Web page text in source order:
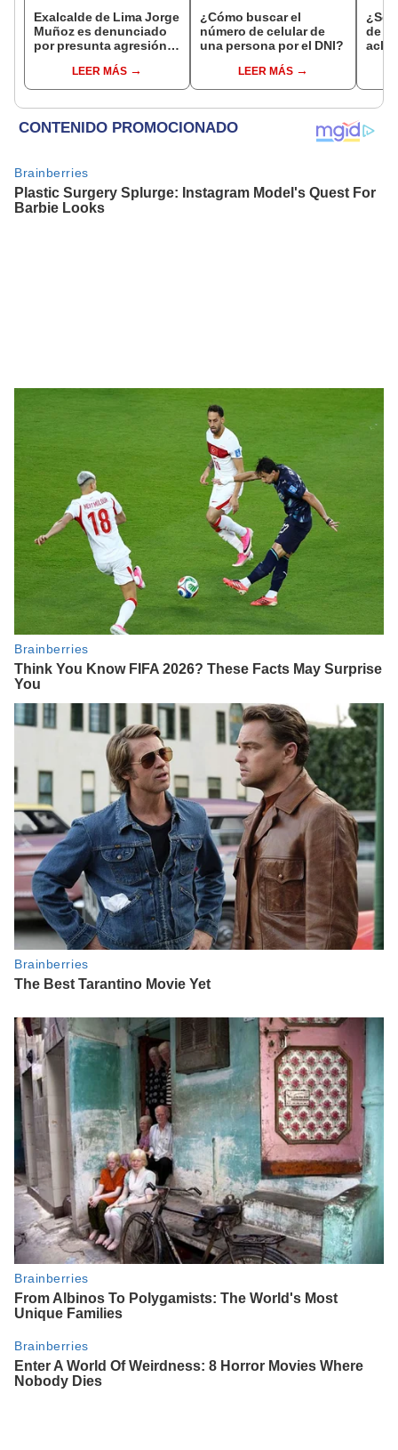
Exalcalde de Lima Jorge
Muñoz es denunciado
por presunta agresión
de Miraflores
LEER MÁS
¿Cómo buscar el
número de celular de
una persona por el DNI?
LEER MÁS
¿Se
de